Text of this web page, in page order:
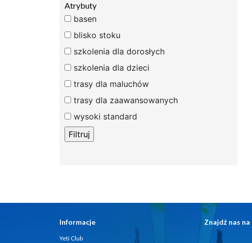
Atrybuty
basen
blisko stoku
szkolenia dla dorosłych
szkolenia dla dzieci
trasy dla maluchów
trasy dla zaawansowanych
wysoki standard
Informacje
Yeti Club
Znajdź nas na